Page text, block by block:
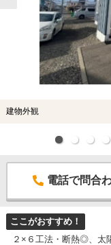
建物外観
電話で問合
ここがおすすめ！
２×６工法・断熱◎、太